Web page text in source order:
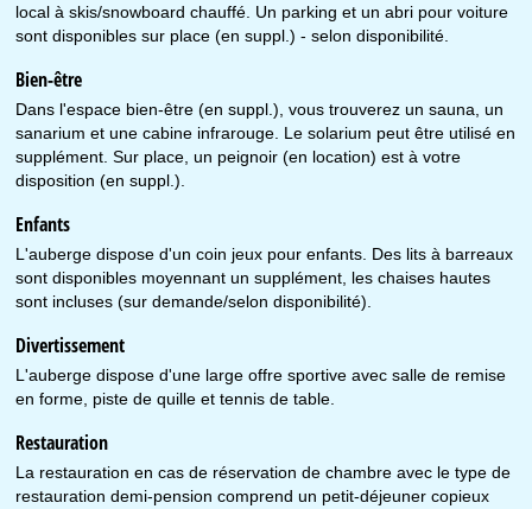
local à skis/snowboard chauffé. Un parking et un abri pour voiture
sont disponibles sur place (en suppl.) - selon disponibilité.
Bien-être
Dans l'espace bien-être (en suppl.), vous trouverez un sauna, un
sanarium et une cabine infrarouge. Le solarium peut être utilisé en
supplément. Sur place, un peignoir (en location) est à votre
disposition (en suppl.).
Enfants
L'auberge dispose d'un coin jeux pour enfants. Des lits à barreaux
sont disponibles moyennant un supplément, les chaises hautes
sont incluses (sur demande/selon disponibilité).
Divertissement
L'auberge dispose d'une large offre sportive avec salle de remise
en forme, piste de quille et tennis de table.
Restauration
La restauration en cas de réservation de chambre avec le type de
restauration demi-pension comprend un petit-déjeuner copieux